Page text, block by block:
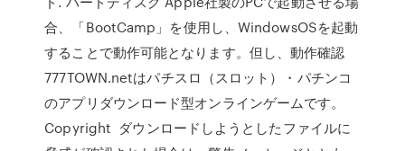
合、「BootCamp」を使用し、WindowsOSを起動
することで動作可能となります。但し、動作確認
777TOWN.netはパチスロ（スロット）・パチンコ
のアプリダウンロード型オンラインゲームです。
Copyright ダウンロードしようとしたファイルに